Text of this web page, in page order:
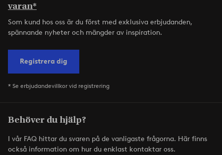
varan*
Som kund hos oss är du först med exklusiva erbjudanden,
spännande nyheter och mängder av inspiration.
Registrera dig
* Se erbjudandevillkor vid registrering
Behöver du hjälp?
I vår FAQ hittar du svaren på de vanligaste frågorna. Här finns
också information om hur du enklast kontaktar oss.